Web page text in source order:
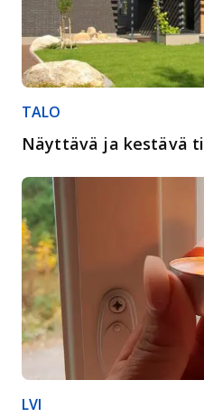
TALO
Näyttävä ja kestävä
LVI